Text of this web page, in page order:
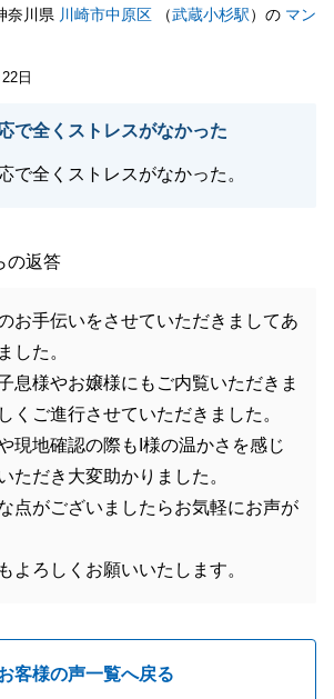
奈川県 川崎市中原区 （武蔵小杉駅）の マン
日
で全くストレスがなかった
で全くストレスがなかった。
の返答
お手伝いをさせていただきましてあ
した。
息様やお嬢様にもご内覧いただきま
くご進行させていただきました。
現地確認の際もI様の温かさを感じ
ただき大変助かりました。
点がございましたらお気軽にお声が
よろしくお願いいたします。
客様の声一覧へ戻る